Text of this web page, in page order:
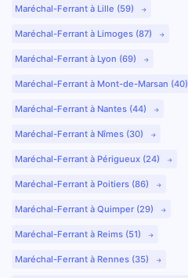
Maréchal-Ferrant à Lille (59)
Maréchal-Ferrant à Limoges (87)
Maréchal-Ferrant à Lyon (69)
Maréchal-Ferrant à Mont-de-Marsan (40)
Maréchal-Ferrant à Nantes (44)
Maréchal-Ferrant à Nîmes (30)
Maréchal-Ferrant à Périgueux (24)
Maréchal-Ferrant à Poitiers (86)
Maréchal-Ferrant à Quimper (29)
Maréchal-Ferrant à Reims (51)
Maréchal-Ferrant à Rennes (35)